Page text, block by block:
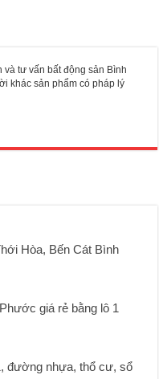
tư vấn bất động sản Bình
khác sản phẩm có pháp lý
Hòa, Bến Cát Bình
giá rẻ bằng lô 1
đường nhựa, thổ cư, sổ